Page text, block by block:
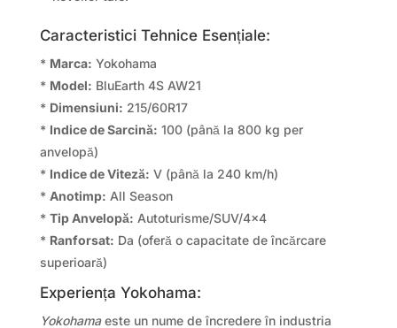
Caracteristici Tehnice Esențiale:
* Marca: Yokohama
* Model: BluEarth 4S AW21
* Dimensiuni: 215/60R17
* Indice de Sarcină: 100 (până la 800 kg per
anvelopă)
* Indice de Viteză: V (până la 240 km/h)
* Anotimp: All Season
* Tip Anvelopă: Autoturisme/SUV/4×4
* Ranforsat: Da (oferă o capacitate de încărcare
superioară)
Experiența Yokohama:
Yokohamaeste un nume de încredere în industria